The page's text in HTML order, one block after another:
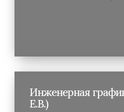
Инженерная
Е.В.)